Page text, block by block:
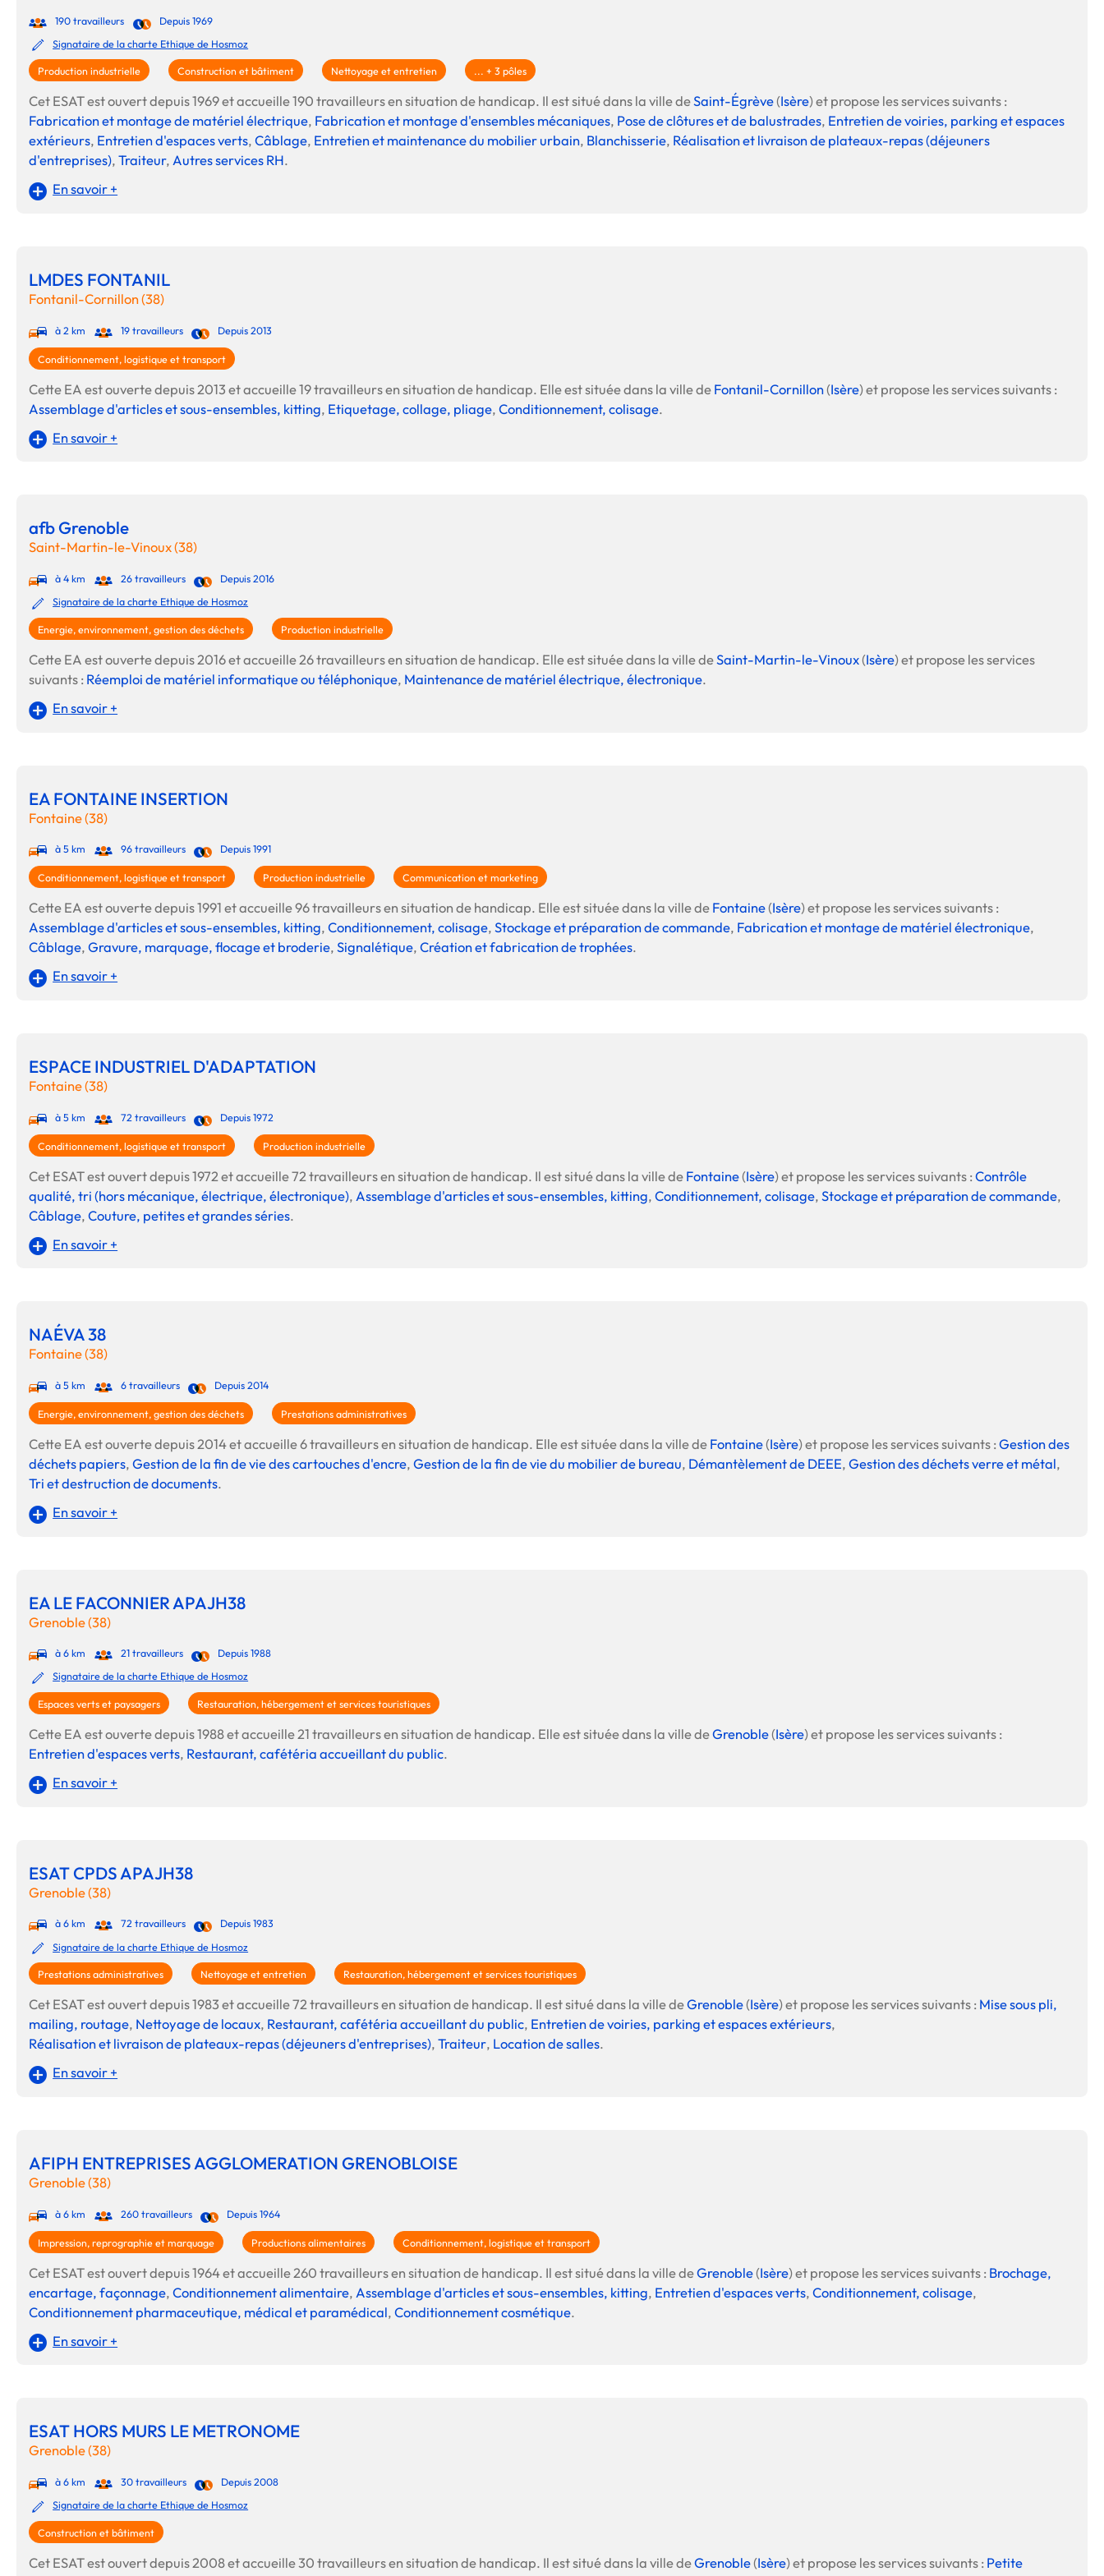
Je communique
Votre visibilité on-line clé en main
Vos services enrichis
190 travailleurs
Depuis 1969
Signataire de la charte Ethique de Hosmoz
Production industrielle Construction et bâtiment Nettoyage et entretien ... + 3 pôles
Cet ESAT est ouvert depuis 1969 et accueille 190 travailleurs en situation de handicap. Il est situé dans la ville deSaint-Égrève(Isère) et propose les services suivants :
Fabrication et montage de matériel électrique, Fabrication et montage d'ensembles mécaniques, Pose de clôtures et de balustrades, Entretien de voiries, parking et espaces
extérieurs, Entretien d'espaces verts,Câblage, Entretien et maintenance du mobilier urbain, Blanchisserie, Réalisation et livraison de plateaux-repas (déjeuners
d'entreprises),Traiteur,Autres services RH.
En savoir +
LMDES FONTANIL
Fontanil-Cornillon (38)
à 2 km 19 travailleurs Depuis 2013
Conditionnement, logistique et transport
Cette EA est ouverte depuis 2013 et accueille 19 travailleurs en situation de handicap. Elle est située dans la ville deFontanil-Cornillon(Isère) et propose les services suivants :
Assemblage d'articles et sous-ensembles, kitting, Etiquetage, collage, pliage,Conditionnement, colisage.
En savoir +
afb Grenoble
Saint-Martin-le-Vinoux (38)
à 4 km 26 travailleurs
Depuis 2016
Signataire de la charte Ethique de Hosmoz
Energie, environnement, gestion des déchets Production industrielle
Cette EA est ouverte depuis 2016 et accueille 26 travailleurs en situation de handicap. Elle est située dans la ville deSaint-Martin-le-Vinoux(Isère) et propose les services
suivants : Réemploi de matériel informatique ou téléphonique, Maintenance de matériel électrique, électronique.
En savoir +
EA FONTAINE INSERTION
Fontaine (38)
à 5 km 96 travailleurs Depuis 1991
Conditionnement, logistique et transport Production industrielle Communication et marketing
Cette EA est ouverte depuis 1991 et accueille 96 travailleurs en situation de handicap. Elle est située dans la ville deFontaine(Isère) et propose les services suivants :
Assemblage d'articles et sous-ensembles, kitting,Conditionnement, colisage,Stockage et préparation de commande, Fabrication et montage de matériel électronique,
Câblage,Gravure, marquage, flocage et broderie,Signalétique,Création et fabrication de trophées.
En savoir +
ESPACE INDUSTRIEL D'ADAPTATION
Fontaine (38)
à 5 km 72 travailleurs Depuis 1972
Conditionnement, logistique et transport Production industrielle
Cet ESAT est ouvert depuis 1972 et accueille 72 travailleurs en situation de handicap. Il est situé dans la ville deFontaine(Isère) et propose les services suivants :Contrôle
qualité, tri (hors mécanique, électrique, électronique), Assemblage d'articles et sous-ensembles, kitting,Conditionnement, colisage,Stockage et préparation de commande,
Câblage,Couture, petites et grandes séries.
En savoir +
NAÉVA 38
Fontaine (38)
à 5 km 6 travailleurs Depuis 2014
Energie, environnement, gestion des déchets Prestations administratives
Cette EA est ouverte depuis 2014 et accueille 6 travailleurs en situation de handicap. Elle est située dans la ville deFontaine(Isère) et propose les services suivants :Gestion des
déchets papiers,Gestion de la fin de vie des cartouches d'encre,Gestion de la fin de vie du mobilier de bureau, Démantèlement de DEEE,Gestion des déchets verre et métal,
Tri et destruction de documents.
En savoir +
EA LE FACONNIER APAJH38
Grenoble (38)
à 6 km 21 travailleurs
Depuis 1988
Signataire de la charte Ethique de Hosmoz
Espaces verts et paysagers Restauration, hébergement et services touristiques
Cette EA est ouverte depuis 1988 et accueille 21 travailleurs en situation de handicap. Elle est située dans la ville deGrenoble(Isère) et propose les services suivants :
Entretien d'espaces verts, Restaurant, cafétéria accueillant du public.
En savoir +
ESAT CPDS APAJH38
Grenoble (38)
à 6 km 72 travailleurs
Depuis 1983
Signataire de la charte Ethique de Hosmoz
Prestations administratives Nettoyage et entretien Restauration, hébergement et services touristiques
Cet ESAT est ouvert depuis 1983 et accueille 72 travailleurs en situation de handicap. Il est situé dans la ville deGrenoble(Isère) et propose les services suivants : Mise sous pli,
mailing, routage, Nettoyage de locaux, Restaurant, cafétéria accueillant du public, Entretien de voiries, parking et espaces extérieurs,
Réalisation et livraison de plateaux-repas (déjeuners d'entreprises),Traiteur, Location de salles.
En savoir +
AFIPH ENTREPRISES AGGLOMERATION GRENOBLOISE
Grenoble (38)
à 6 km 260 travailleurs Depuis 1964
Impression, reprographie et marquage Productions alimentaires Conditionnement, logistique et transport
Cet ESAT est ouvert depuis 1964 et accueille 260 travailleurs en situation de handicap. Il est situé dans la ville deGrenoble(Isère) et propose les services suivants : Brochage,
encartage, façonnage,Conditionnement alimentaire, Assemblage d'articles et sous-ensembles, kitting, Entretien d'espaces verts,Conditionnement, colisage,
Conditionnement pharmaceutique, médical et paramédical,Conditionnement cosmétique.
En savoir +
ESAT HORS MURS LE METRONOME
Grenoble (38)
à 6 km 30 travailleurs
Depuis 2008
Signataire de la charte Ethique de Hosmoz
Construction et bâtiment
Cet ESAT est ouvert depuis 2008 et accueille 30 travailleurs en situation de handicap. Il est situé dans la ville deGrenoble(Isère) et propose les services suivants : Petite